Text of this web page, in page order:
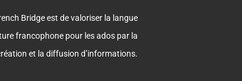
Bridge est de valoriser la langue
francophone pour les ados par la
et la diffusion d’informations.